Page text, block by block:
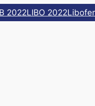
2022LIBO 2022